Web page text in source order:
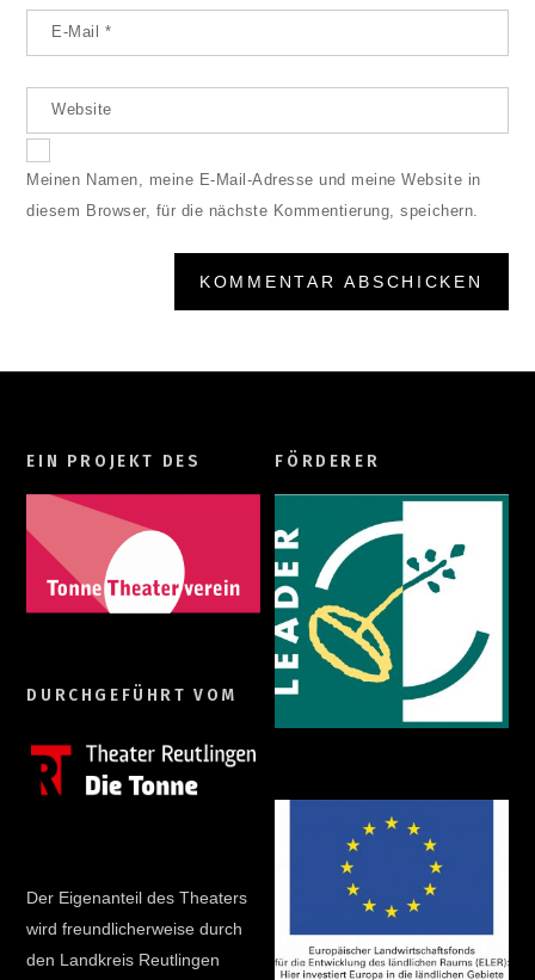
E-Mail *
Website
Meinen Namen, meine E-Mail-Adresse und meine Website in
diesem Browser, für die nächste Kommentierung, speichern.
EIN PROJEKT DES
DURCHGEFÜHRT VOM
Der Eigenanteil des Theaters
wird freundlicherweise durch
den Landkreis Reutlingen
FÖRDERER